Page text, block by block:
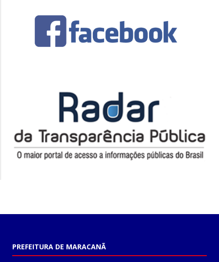
PREFEITURA DE MARACANÃ